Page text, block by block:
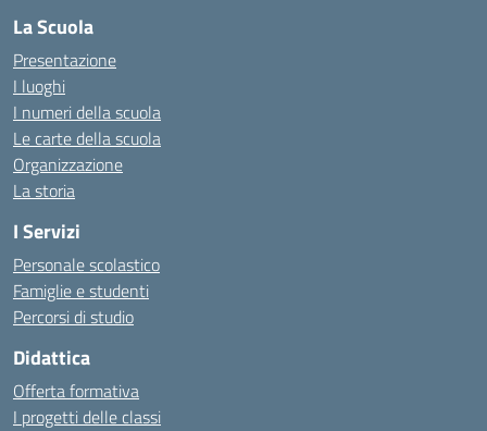
La Scuola
Presentazione
I luoghi
I numeri della scuola
Le carte della scuola
Organizzazione
La storia
I Servizi
Personale scolastico
Famiglie e studenti
Percorsi di studio
Didattica
Offerta formativa
I progetti delle classi